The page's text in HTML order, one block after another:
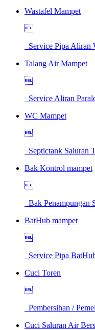
Wastafel Mampet

Service Pipa Aliran
Talang Air Mampet

Service Aliran
WC Mampet

Septictank Saluran
Bak Kontrol mampet

Bak Penampungan
BatHub mampet

Service Pipa
Cuci Toren

Pembersihan /
Cuci Saluran Air